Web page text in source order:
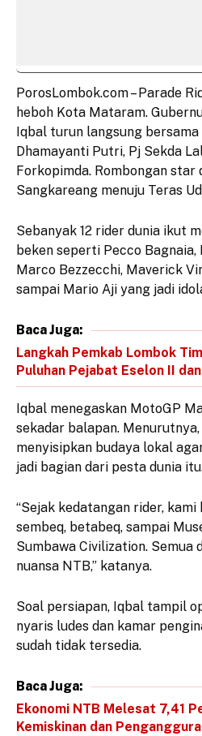
PorosLombok.com – Parade
heboh Kota Mataram.
Iqbal turun langsung
Dhamayanti Putri, Pj Sekda
Forkopimda. Rombongan star
Sangkareang menuju Teras
Sebanyak 12 rider dunia ikut
beken seperti Pecco Bagnaia,
Marco Bezzecchi, Maverick
sampai Mario Aji yang jadi
Baca Juga:
Langkah Pemkab Lombok
Puluhan Pejabat Eselon II
Iqbal menegaskan MotoGP
sekadar balapan.
menyisipkan budaya lokal
jadi bagian dari pesta dunia
“Sejak kedatangan rider,
sembeq, betabeq, sampai
Sumbawa Civilization. Semua
nuansa NTB,” katanya.
Soal persiapan, Iqbal tampil
nyaris ludes dan kamar
sudah tidak tersedia.
Baca Juga:
Ekonomi NTB Melesat 7,41
Kemiskinan dan